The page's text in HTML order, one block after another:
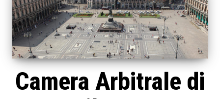
Camera Arbitrale di